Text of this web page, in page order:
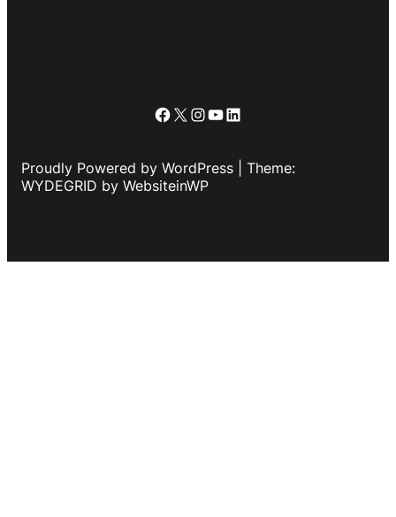
Facebook
X Instagram
YouTube
LinkedIn
Proudly Powered by WordPress | Theme:
WYDEGRID by WebsiteinWP